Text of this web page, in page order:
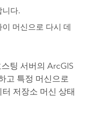
니다.
머신으로 다시 데
팅 서버의 ArcGIS
고 특정 머신으로
저장소 머신 상태